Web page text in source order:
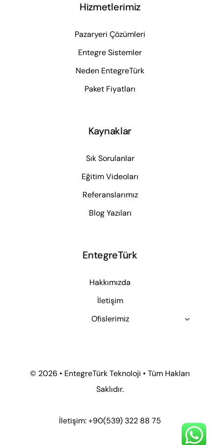
Hizmetlerimiz
Pazaryeri Çözümleri
Entegre Sistemler
Neden EntegreTürk
Paket Fiyatları
Kaynaklar
Sık Sorulanlar
Eğitim Videoları
Referanslarımız
Blog Yazıları
EntegreTürk
Hakkımızda
İletişim
Ofislerimiz
© 2026 • EntegreTürk Teknoloji • Tüm Hakları
Saklıdır.
İletişim: +90(539) 322 88 75